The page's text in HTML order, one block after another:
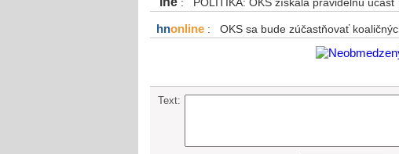
hnonline : OKS sa bude zúčastňovať
Text: